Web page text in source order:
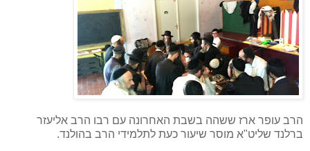
הרב עופר ארז ששהה בשבת האחרונה עם רבו הרב אליעזר
ברלנד שליט"א מוסר שיעור כעת לתלמידי הרב בהולנד.